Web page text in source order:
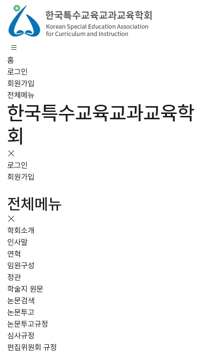
홈
로그인
회원가입
전체메뉴
한국특수교육교과교육학
회
로그인
회원가입
전체메뉴
학회소개
인사말
연혁
임원구성
정관
학술지 원문
논문검색
논문투고
논문투고규정
심사규정
편집위원회 규정